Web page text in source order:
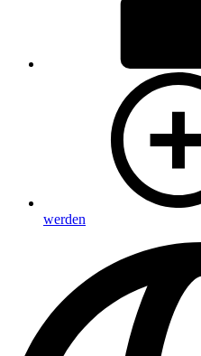
werden